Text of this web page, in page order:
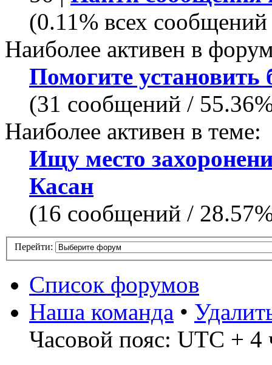
(0.11% всех
Наиболее активен в
Помогите установить
(31 сообщений /
Наиболее активен в теме:
Ищу место
Касан
(16 сообщений /
Перейти:
Список форумов
Наша команда •
Часовой пояс: UTC + 4